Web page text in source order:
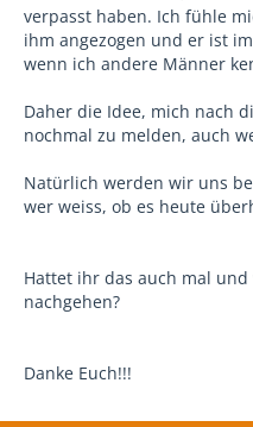
verpasst haben. Ich fühle
ihm angezogen und er ist
wenn ich andere Männer
Daher die Idee, mich nach
nochmal zu melden, auch
Natürlich werden wir uns
wer weiss, ob es heute
Hattet ihr das auch mal
nachgehen?
Danke Euch!!!